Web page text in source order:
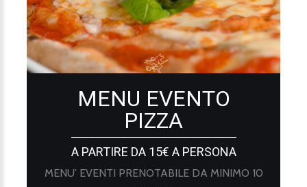
MENU EVENTO
PIZZA
A PARTIRE DA 15€ A PERSONA
MENU’ EVENTI PRENOTABILE DA MINIMO 10